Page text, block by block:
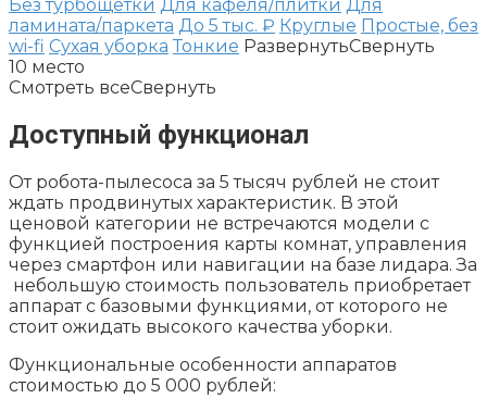
Без турбощетки Для кафеля/плитки Для
ламината/паркета До 5 тыс. ₽ Круглые Простые, без
wi-fi Сухая уборка Тонкие РазвернутьСвернуть
10 место
Смотреть всеСвернуть
Доступный функционал
От робота-пылесоса за 5 тысяч рублей не стоит
ждать продвинутых характеристик. В этой
ценовой категории не встречаются модели с
функцией построения карты комнат, управления
через смартфон или навигации на базе лидара. За
небольшую стоимость пользователь приобретает
аппарат с базовыми функциями, от которого не
стоит ожидать высокого качества уборки.
Функциональные особенности аппаратов
стоимостью до 5 000 рублей: